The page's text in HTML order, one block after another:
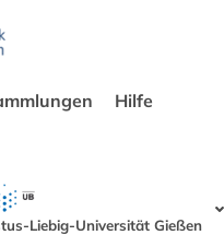
Hilfe
Liebig-Universität Gießen